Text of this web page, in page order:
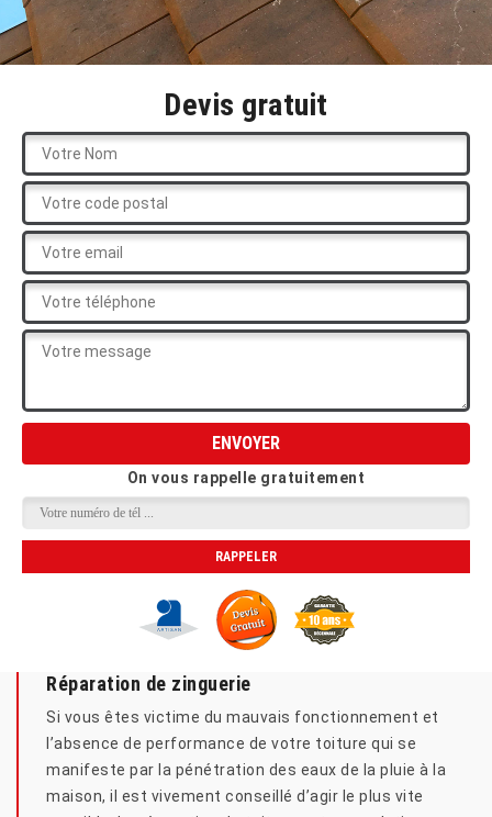
Devis gratuit
On vous rappelle gratuitement
Réparation de zinguerie
Si vous êtes victime du mauvais fonctionnement et
l’absence de performance de votre toiture qui se
manifeste par la pénétration des eaux de la pluie à la
maison, il est vivement conseillé d’agir le plus vite